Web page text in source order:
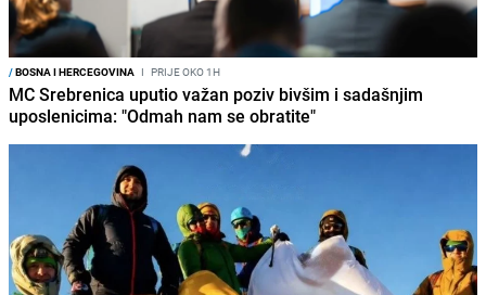
/BOSNA I HERCEGOVINA I PRIJE OKO 1H
MC Srebrenica uputio važan poziv bivšim i sadašnjim
uposlenicima: "Odmah nam se obratite"